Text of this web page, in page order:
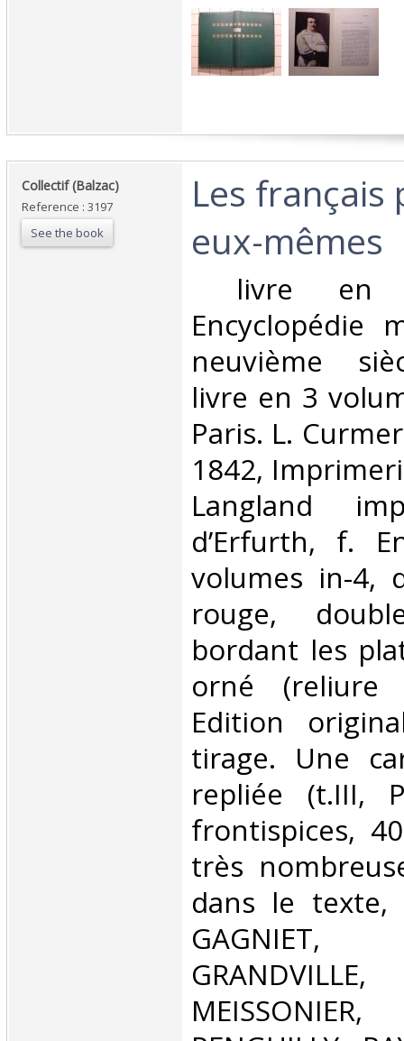
‎Collectif (Balzac)‎
Reference : 3197
See the book
‎Les français
eux-mêmes‎
livre en
Encyclopédie
neuvième
livre en 3
Paris. L.
1842,
Langland
d’Erfurth, f.
volumes in-4,
rouge,
bordant les
orné (reliure
Edition
tirage. Une
repliée (t.III,
frontispices,
très
dans le texte,
GAGNIET,